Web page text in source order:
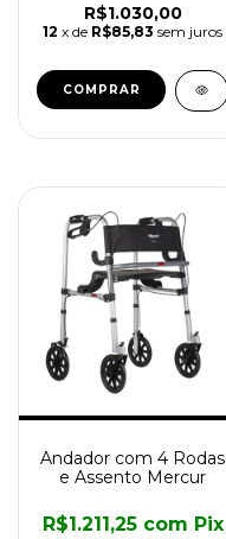
R$1.030,00
12 x de R$85,83 sem juros
COMPRAR
Andador com 4 Rodas
e Assento Mercur
R$1.211,25 com Pix